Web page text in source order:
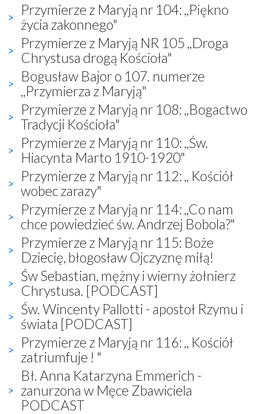
Przymierze z Maryją nr 104: ,,Piękno
życia zakonnego"
Przymierze z Maryją NR 105 ,,Droga
Chrystusa drogą Kościoła"
Bogusław Bajor o 107. numerze
,,Przymierza z Maryją"
Przymierze z Maryją nr 108: ,,Bogactwo
Tradycji Kościoła"
Przymierze z Maryją nr 110: ,,Św.
Hiacynta Marto 1910-1920"
Przymierze z Maryją nr 112: ,, Kościół
wobec zarazy"
Przymierze z Maryją nr 114: ,,Co nam
chce powiedzieć św. Andrzej Bobola?"
Przymierze z Maryją nr 115: Boże
Dziecię, błogosław Ojczyznę miłą!
Św Sebastian, mężny i wierny żołnierz
Chrystusa. [PODCAST]
Św. Wincenty Pallotti - apostoł Rzymu i
świata [PODCAST]
Przymierze z Maryją nr 116: ,, Kościół
zatriumfuje ! "
Bł. Anna Katarzyna Emmerich -
zanurzona w Męce Zbawiciela
PODCAST